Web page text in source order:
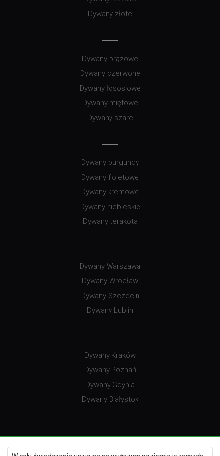
Dywany złote
Dywany brązowe
Dywany czerwone
Dywany łososiowe
Dywany miętowe
Dywany szare
Dywany burgundy
Dywany fioletowe
Dywany kremowe
Dywany niebieskie
Dywany terakota
Dywany Warszawa
Dywany Wrocław
Dywany Szczecin
Dywany Lublin
Dywany Kraków
Dywany Poznań
Dywany Gdynia
Dywany Białystok